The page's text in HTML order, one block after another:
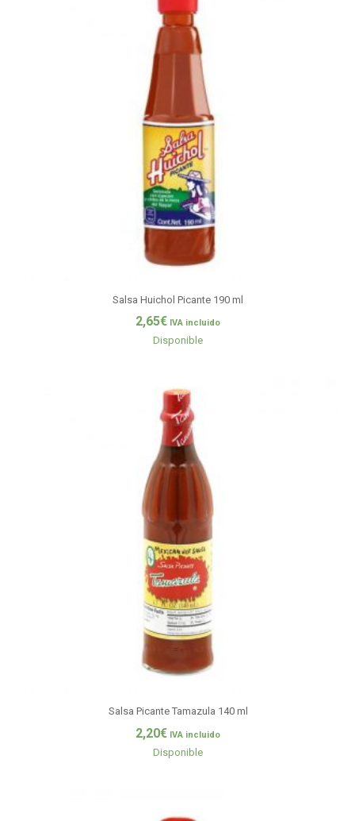
Salsa Huichol Picante 190 ml
2,65€ IVA incluido
Disponible
Salsa Picante Tamazula 140 ml
2,20€ IVA incluido
Disponible